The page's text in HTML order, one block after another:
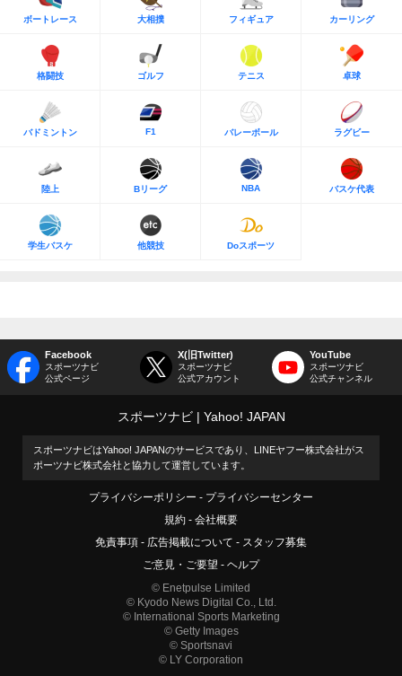
ボートレース 大相撲 フィギュア カーリング
格闘技 ゴルフ テニス 卓球
バドミントン F1 バレーボール ラグビー
陸上 Bリーグ NBA バスケ代表
学生バスケ 他競技 Doスポーツ
Facebook
スポーツナビ
公式ページ
X(旧Twitter)
スポーツナビ
公式アカウント
YouTube
スポーツナビ
公式チャンネル
スポーツナビ Yahoo! JAPAN
スポーツナビはYahoo! JAPANのサービスであり、LINEヤフー株式会社がス
ポーツナビ株式会社と協力して運営しています。
プライバシーポリシー
プライバシーセンター
規約
会社概要
免責事項
広告掲載について
スタッフ募集
ご意見・ご要望
ヘルプ
© Enetpulse Limited
© Kyodo News Digital Co., Ltd.
© International Sports Marketing
© Getty Images
© Sportsnavi
© LY Corporation